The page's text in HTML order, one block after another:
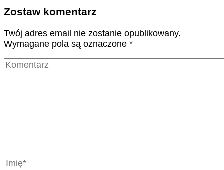
Zostaw komentarz
Twój adres email nie zostanie opublikowany.
Wymagane pola są oznaczone *